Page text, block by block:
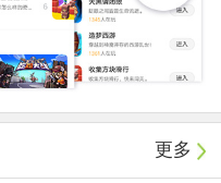
更多